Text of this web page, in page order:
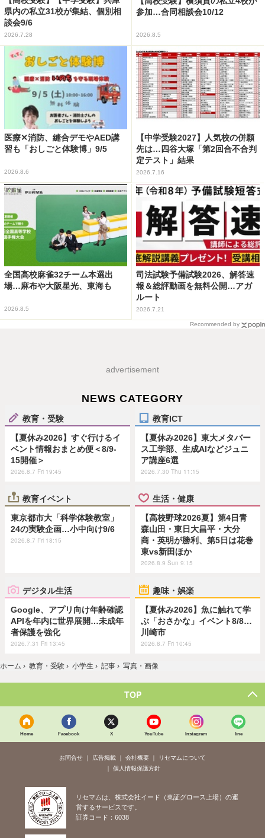
県内の私立31校が集結、個別相
談会9/6
2026.7.28
参加…合同相談会10/12
2026.8.5
医療✕消防、縫合デモやAED講
習も「おしごと体験博」9/5
2026.8.6
【中学受験2027】人気校の併願
先は…四谷大塚「第2回合不合判
定テスト」結果
2026.7.16
全国高校麻雀32チーム本選出
場…麻布や大阪星光、東海も
2026.8.5
司法試験予備試験2026、解答速
報＆総評動画を無料公開…アガ
ルート
2026.7.21
Recommended by
advertisement
NEWS CATEGORY
教育・受験
【夏休み2026】すぐ行けるイ
ベント情報おまとめ便＜8/9-
15開催＞
2026.8.7 Fri 19:45
教育ICT
【夏休み2026】東大メタバー
ス工学部、生成AIなどジュニ
ア講座6選
2026.7.30 Thu 11:15
教育イベント
東京都市大「科学体験教室」
24の実験企画…小中向け9/6
2026.8.7 Fri 18:15
生活・健康
【高校野球2026夏】第4日青
森山田・東日大昌平・大分
商・英明が勝利、第5日は花巻
東vs新田ほか
2026.8.9 Sun 9:15
デジタル生活
Google、アプリ向け年齢確認
APIを年内に世界展開…未成年
者保護を強化
2026.7.31 Fri 13:45
趣味・娯楽
【夏休み2026】魚に触れて学
ぶ「おさかな」イベント8/8…
川崎市
2026.8.7 Fri 10:45
ホーム › 教育・受験 › 小学生 › 記事 › 写真・画像
TOP
Home Facebook X YouTube Instagram line
お問合せ 広告掲載 会社概要
リセマムについて
個人情報保護方針
リセマムは、株式会社イード（東証グロース上場）の運
営するサービスです。
証券コード：6038